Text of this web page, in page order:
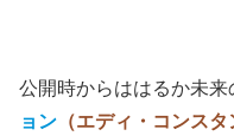
公開時からははるか未
ョン （エディ・コンスタ